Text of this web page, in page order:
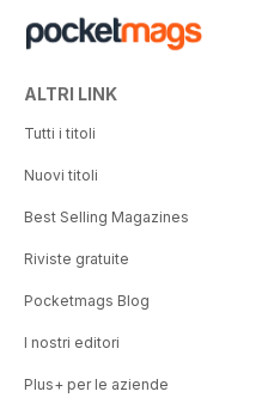
ALTRI LINK
Tutti i titoli
Nuovi titoli
Best Selling Magazines
Riviste gratuite
Pocketmags Blog
I nostri editori
Plus+ per le aziende